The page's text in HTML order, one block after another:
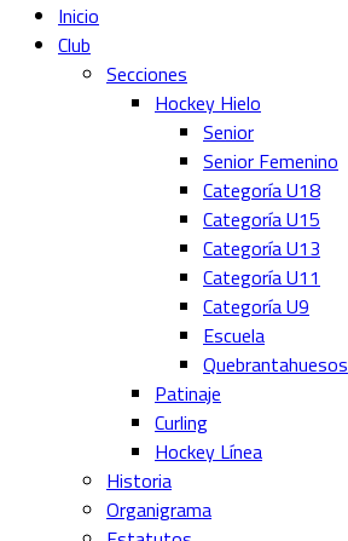
Inicio
Club
Secciones
Hockey Hielo
Senior
Senior Femenino
Categoría U18
Categoría U15
Categoría U13
Categoría U11
Categoría U9
Escuela
Quebrantahuesos
Patinaje
Curling
Hockey Línea
Historia
Organigrama